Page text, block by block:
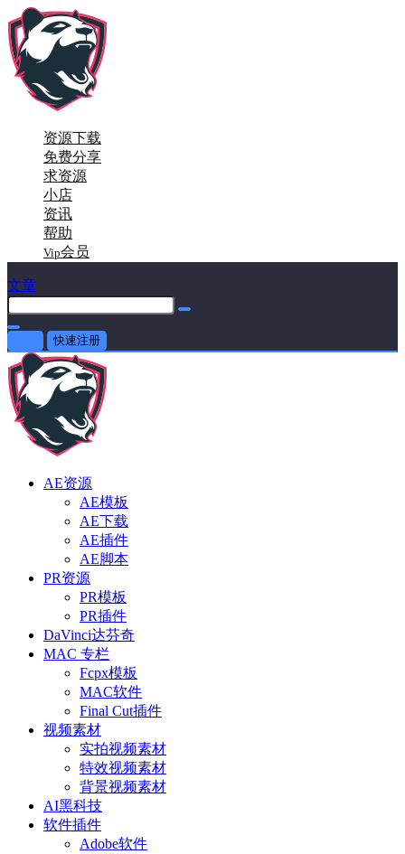
资源下载
免费分享
求资源
小店
资讯
帮助
Vip会员
文章
快速注册
AE资源
AE模板
AE下载
AE插件
AE脚本
PR资源
PR模板
PR插件
DaVinci达芬奇
MAC 专栏
Fcpx模板
MAC软件
Final Cut插件
视频素材
实拍视频素材
特效视频素材
背景视频素材
AI黑科技
软件插件
Adobe软件